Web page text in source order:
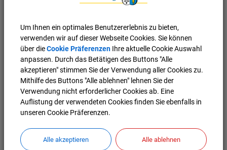
endgültige Ergebnisse Kommunalwahl
2026
Hier finden Sie die endgültigen Ergebnisse aus Manching
für die Kommunalwahl 2026
Weiterlesen
Um Ihnen ein optimales Benutzererlebnis zu bieten,
verwenden wir auf dieser Webseite Cookies. Sie können
über dieCookie Präferenzen Ihre aktuelle Cookie Auswahl
anpassen. Durch das Betätigen des Buttons "Alle
akzeptieren" stimmen Sie der Verwendung aller Cookies zu.
Mithilfe des Buttons "Alle ablehnen" lehnen Sie der
Verwendung nicht erforderlicher Cookies ab. Eine
Auflistung der verwendeten Cookies finden Sie ebenfalls in
unseren Cookie Präferenzen.
Alle akzeptieren Alle ablehnen